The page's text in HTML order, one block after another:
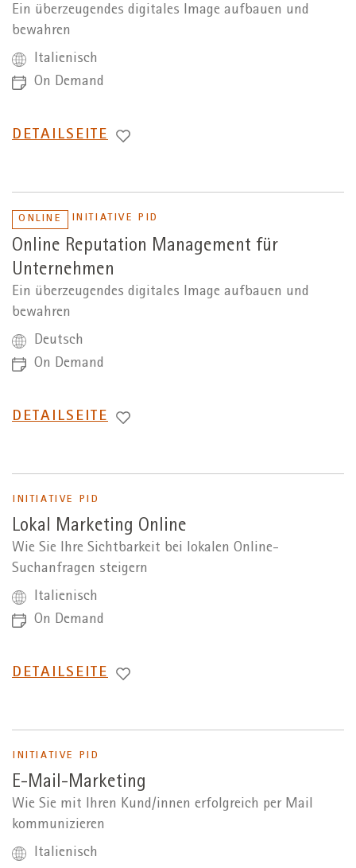
Ein überzeugendes digitales Image aufbauen und
bewahren
Italienisch
On Demand
WECHSEL
DETAILSEITE
ONLINE INITIATIVE PID
Online Reputation Management für
Unternehmen
Ein überzeugendes digitales Image aufbauen und
bewahren
Deutsch
On Demand
WECHSEL
DETAILSEITE
INITIATIVE PID
Lokal Marketing Online
Wie Sie Ihre Sichtbarkeit bei lokalen Online-
Suchanfragen steigern
Italienisch
On Demand
WECHSEL
DETAILSEITE
INITIATIVE PID
E-Mail-Marketing
Wie Sie mit Ihren Kund/innen erfolgreich per Mail
kommunizieren
Italienisch